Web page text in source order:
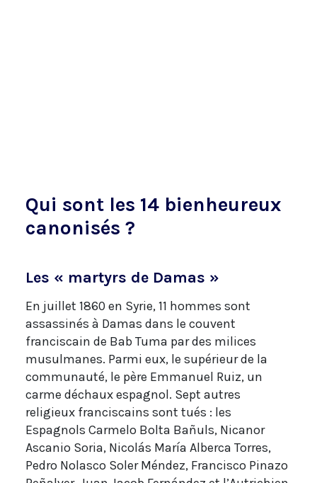
Qui sont les 14 bienheureux
canonisés ?
Les « martyrs de Damas »
En juillet 1860 en Syrie, 11 hommes sont
assassinés à Damas dans le couvent
franciscain de Bab Tuma par des milices
musulmanes. Parmi eux, le supérieur de la
communauté, le père Emmanuel Ruiz, un
carme déchaux espagnol. Sept autres
religieux franciscains sont tués : les
Espagnols Carmelo Bolta Bañuls, Nicanor
Ascanio Soria, Nicolás María Alberca Torres,
Pedro Nolasco Soler Méndez, Francisco Pinazo